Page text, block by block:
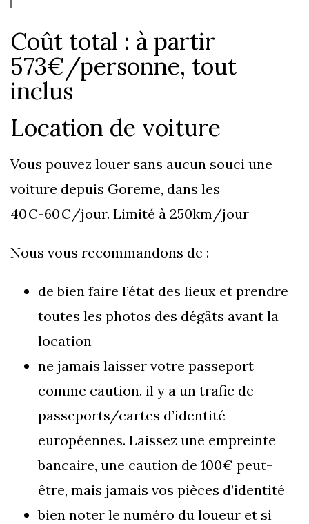
Coût total : à partir
573€/personne, tout
inclus
Location de voiture
Vous pouvez louer sans aucun souci une
voiture depuis Goreme, dans les
40€-60€/jour. Limité à 250km/jour
Nous vous recommandons de :
de bien faire l’état des lieux et prendre
toutes les photos des dégâts avant la
location
ne jamais laisser votre passeport
comme caution. il y a un trafic de
passeports/cartes d’identité
européennes. Laissez une empreinte
bancaire, une caution de 100€ peut-
être, mais jamais vos pièces d’identité
bien noter le numéro du loueur et si